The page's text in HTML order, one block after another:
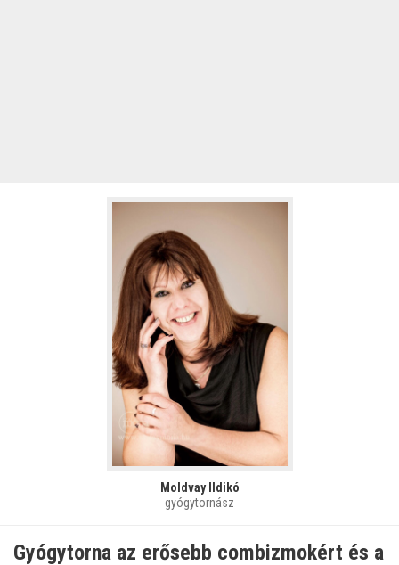
Moldvay Ildikó
gyógytornász
Gyógytorna az erősebb combizmokért és a